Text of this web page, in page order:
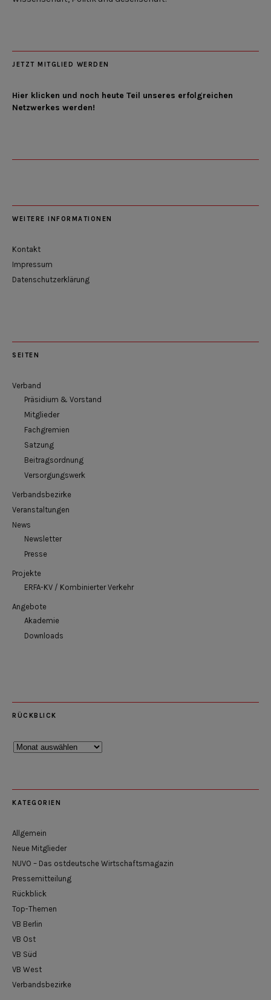
JETZT MITGLIED WERDEN
Hier klicken und noch heute Teil unseres erfolgreichen
Netzwerkes werden!
WEITERE INFORMATIONEN
Kontakt
Impressum
Datenschutzerklärung
SEITEN
Verband
Präsidium & Vorstand
Mitglieder
Fachgremien
Satzung
Beitragsordnung
Versorgungswerk
Verbandsbezirke
Veranstaltungen
News
Newsletter
Presse
Projekte
ERFA-KV / Kombinierter Verkehr
Angebote
Akademie
Downloads
RÜCKBLICK
Rückblick
KATEGORIEN
Allgemein
Neue Mitglieder
NUVO – Das ostdeutsche Wirtschaftsmagazin
Pressemitteilung
Rückblick
Top-Themen
VB Berlin
VB Ost
VB Süd
VB West
Verbandsbezirke